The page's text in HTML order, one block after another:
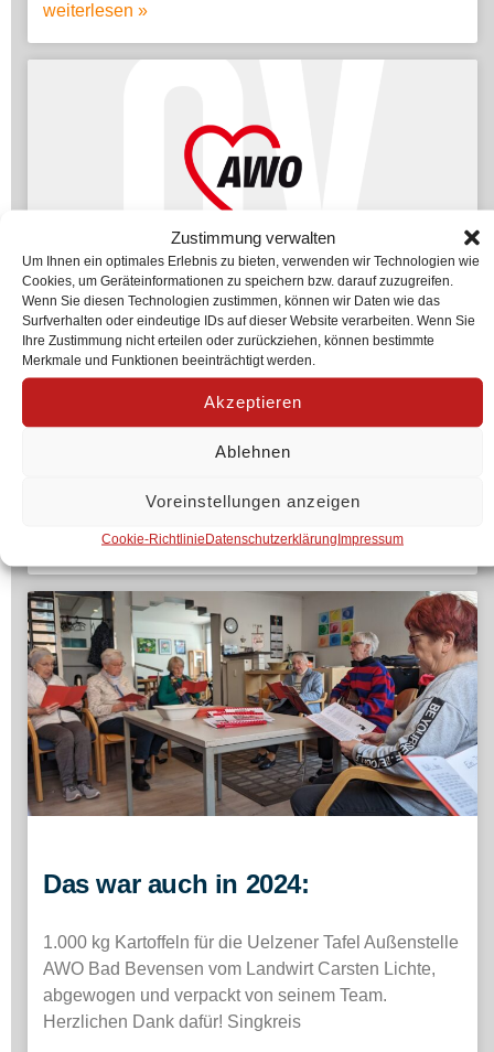
Zustimmung verwalten
Um Ihnen ein optimales Erlebnis zu bieten, verwenden wir Technologien wie
Cookies, um Geräteinformationen zu speichern bzw. darauf zuzugreifen.
Wenn Sie diesen Technologien zustimmen, können wir Daten wie das
Surfverhalten oder eindeutige IDs auf dieser Website verarbeiten. Wenn Sie
Ihre Zustimmung nicht erteilen oder zurückziehen, können bestimmte
Merkmale und Funktionen beeinträchtigt werden.
Akzeptieren
Ablehnen
Voreinstellungen anzeigen
Cookie-RichtlinieDatenschutzerklärungImpressum
weiterlesen »
Unsere Angebote
Vergesslich, gebrechlich, pflegebedürftig und kostet
Generation gern dargestellt, aber die Generation über
weiterlesen »
Das war auch in 2024:
1.000 kg Kartoffeln für die Uelzener Tafel Außenstelle
AWO Bad Bevensen vom Landwirt Carsten Lichte,
abgewogen und verpackt von seinem Team.
Herzlichen Dank dafür! Singkreis